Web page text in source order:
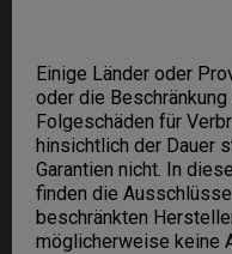
Einige Länder oder
oder die
Folgeschäden für
hinsichtlich der Dauer
Garantien nicht. In
finden die
beschränkten
möglicherweise keine